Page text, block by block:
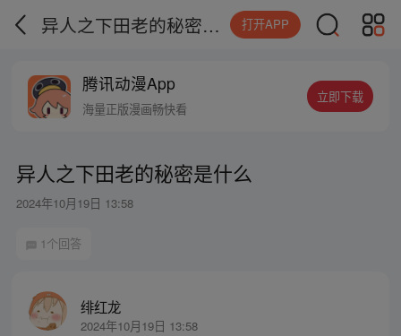
异人之下田老的秘密是什么 打开APP
腾讯动漫App
海量正版漫画畅快看
立即下载
异人之下田老的秘密是什么
2024年10月19日 13:58
1个回答
绯红龙
2024年10月19日 13:58